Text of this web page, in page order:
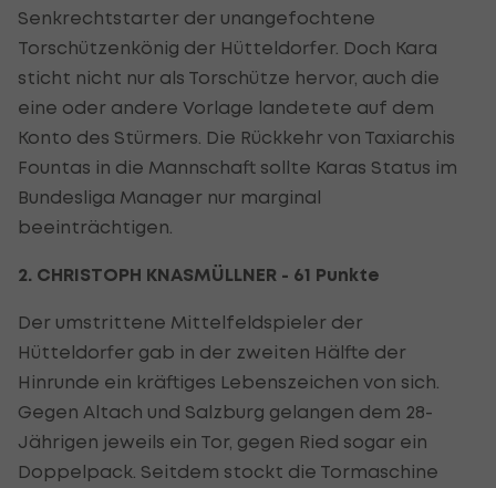
Senkrechtstarter der unangefochtene
Torschützenkönig der Hütteldorfer. Doch Kara
sticht nicht nur als Torschütze hervor, auch die
eine oder andere Vorlage landetete auf dem
Konto des Stürmers. Die Rückkehr von Taxiarchis
Fountas in die Mannschaft sollte Karas Status im
Bundesliga Manager nur marginal
beeinträchtigen.
2. CHRISTOPH KNASMÜLLNER - 61 Punkte
Der umstrittene Mittelfeldspieler der
Hütteldorfer gab in der zweiten Hälfte der
Hinrunde ein kräftiges Lebenszeichen von sich.
Gegen Altach und Salzburg gelangen dem 28-
Jährigen jeweils ein Tor, gegen Ried sogar ein
Doppelpack. Seitdem stockt die Tormaschine